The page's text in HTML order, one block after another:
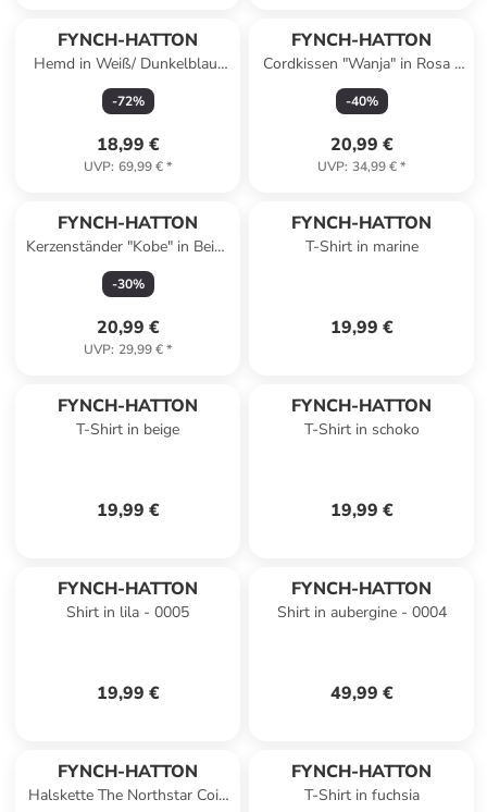
FYNCH-HATTON
Hemd in Weiß/ Dunkelblau/
Gelb
-72%
18,99 €
UVP: 69,99 €*
FYNCH-HATTON
Cordkissen "Wanja" in Rosa -
(L)50 x (B)50 cm
-40%
20,99 €
UVP: 34,99 €*
FYNCH-HATTON
Kerzenständer "Kobe" in Beige
- (H)20 x Ø 10,5 cm
-30%
20,99 €
UVP: 29,99 €*
FYNCH-HATTON
T-Shirt in marine
19,99 €
FYNCH-HATTON
T-Shirt in beige
19,99 €
FYNCH-HATTON
T-Shirt in schoko
19,99 €
FYNCH-HATTON
Shirt in lila - 0005
19,99 €
FYNCH-HATTON
Shirt in aubergine - 0004
49,99 €
FYNCH-HATTON
Halskette The Northstar Coin
FYNCH-HATTON
T-Shirt in fuchsia